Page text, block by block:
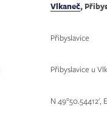
Vlkaneč,
Přibyslavice
Přibyslavice u
N 49°50.54412',